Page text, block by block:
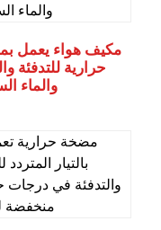
مكيف هواء يعمل
حرارية للتدفئة
والماء